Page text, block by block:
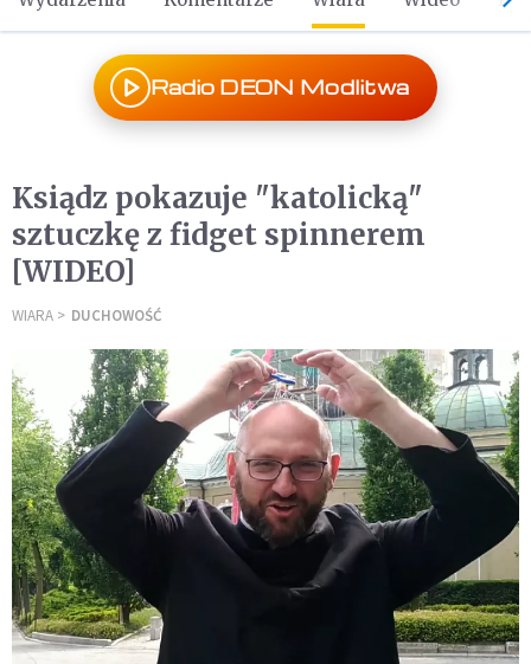
Radio DEON Modlitwa
Ksiądz pokazuje "katolicką"
sztuczkę z fidget spinnerem
[WIDEO]
WIARA DUCHOWOŚĆ